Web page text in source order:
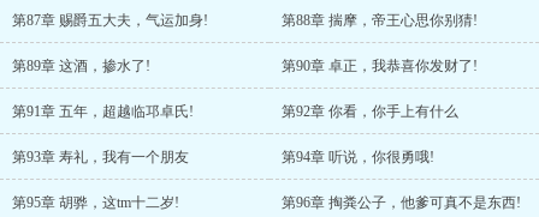
第87章 赐爵五大夫，气运加身! 第88章 揣摩，帝王心思你别猜!
第89章 这酒，掺水了! 第90章 卓正，我恭喜你发财了!
第91章 五年，超越临邛卓氏! 第92章 你看，你手上有什么
第93章 寿礼，我有一个朋友 第94章 听说，你很勇哦!
第95章 胡骅，这tm十二岁! 第96章 掏粪公子，他爹可真不是东西!